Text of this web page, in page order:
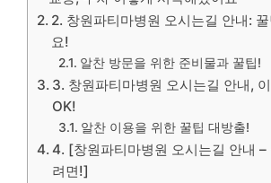
2. 창원파티마병원 오시는길 안내:
요!
알찬 방문을 위한 준비물과 꿀팁!
3. 창원파티마병원 오시는길 안내,
OK!
알찬 이용을 위한 꿀팁 대방출!
4. [창원파티마병원 오시는길 안내 –
려면!]